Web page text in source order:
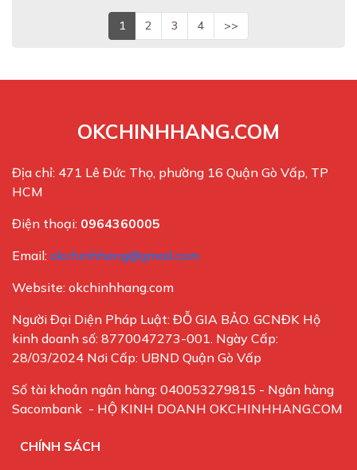
1 2 3 4 >>
OKCHINHHANG.COM
Địa chỉ: 471 Lê Đức Thọ, phường 16 Quận Gò Vấp, TP
HCM
Điện thoại: 0964360005
Email: okchinhhang@gmail.com
Website: okchinhhang.com
Người Đại Diện Pháp Luật: ĐỖ GIA BẢO. GCNĐK Hộ
kinh doanh số: 8770047273-001. Ngày Cấp:
28/03/2024 Nơi Cấp: UBND Quận Gò Vấp
Số tài khoản ngân hàng: 040053279815 - Ngân hàng
Sacombank - HỘ KINH DOANH OKCHINHHANG.COM
CHÍNH SÁCH